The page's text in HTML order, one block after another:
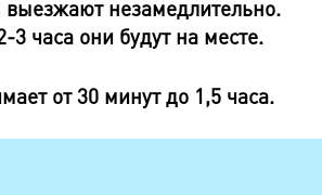
выезжают незамедлительно.
3 часа они будут на месте.
от 30 минут до 1,5 часа.